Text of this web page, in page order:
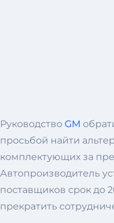
Руководство GM
просьбой найти
комплектующих за
Автопроизводитель
поставщиков срок до
прекратить